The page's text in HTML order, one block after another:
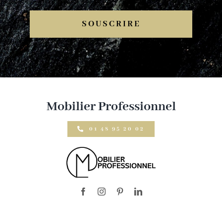
SOUSCRIRE
Mobilier Professionnel
01 48 95 20 02